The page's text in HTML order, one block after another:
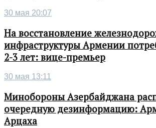
30 мая 20:07
На восстановление
инфраструктуры Армении
2-3 лет: вице-премьер
30 мая 13:11
Минобороны Азербайджана
очередную дезинформацию:
Арцаха